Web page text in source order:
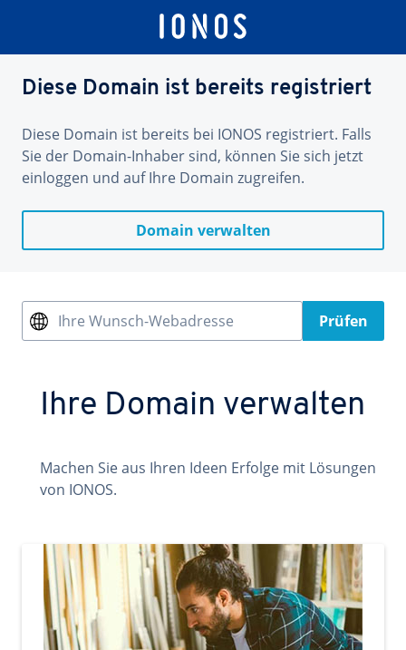
Diese Domain ist bereits registriert
Diese Domain ist bereits bei IONOS registriert. Falls
Sie der Domain-Inhaber sind, können Sie sich jetzt
einloggen und auf Ihre Domain zugreifen.
Domain verwalten
Ihre Wunsch-Webadresse Prüfen
Ihre Domain verwalten
Machen Sie aus Ihren Ideen Erfolge mit Lösungen
von IONOS.